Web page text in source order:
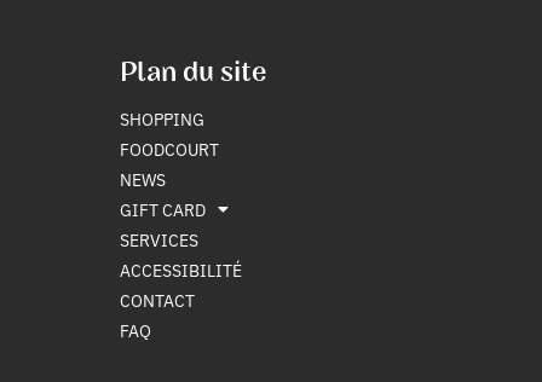
Plan du site
SHOPPING
FOODCOURT
NEWS
GIFT CARD
SERVICES
ACCESSIBILITÉ
CONTACT
FAQ